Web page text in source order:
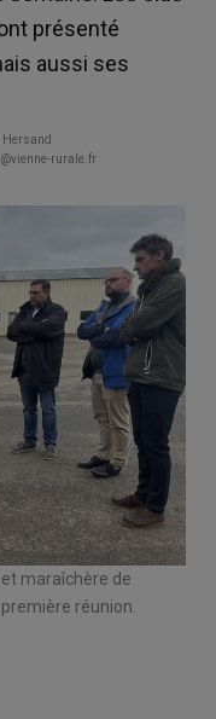
présenté
aussi ses
Hersand
rurale.fr
maraîchère de
réunion.